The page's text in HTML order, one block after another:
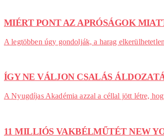
MIÉRT PONT AZ APRÓSÁGOK
A legtöbben úgy gondolják, a harag
ÍGY NE VÁLJON CSALÁS
A Nyugdíjas Akadémia azzal a céllal jött létre,
11 MILLIÓS VAKBÉLMŰTÉT NEW